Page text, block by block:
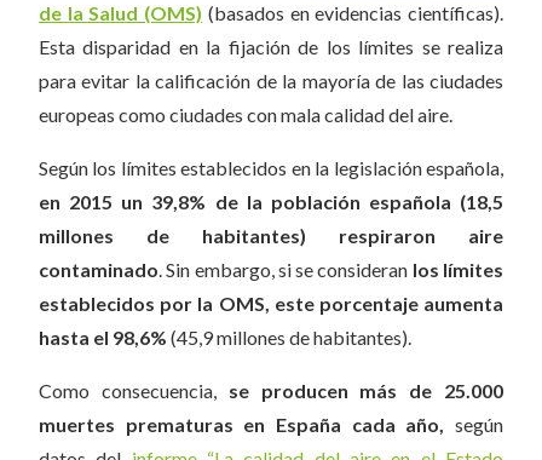
de la Salud (OMS) (basados en evidencias científicas).
Esta disparidad en la fijación de los límites se realiza
para evitar la calificación de la mayoría de las ciudades
europeas como ciudades con mala calidad del aire.
Según los límites establecidos en la legislación española,
en 2015 un 39,8% de la población española (18,5
millones de habitantes) respiraron aire
contaminado. Sin embargo, si se consideran los límites
establecidos por la OMS, este porcentaje aumenta
hasta el 98,6% (45,9 millones de habitantes).
Como consecuencia, se producen más de 25.000
muertes prematuras en España cada año, según